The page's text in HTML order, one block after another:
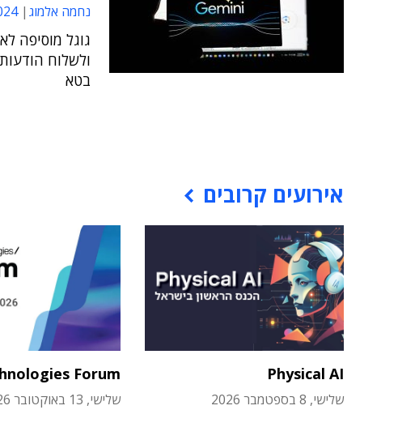
נחמה אלמוג
גוגל מוסיפה
ולשלוח
בטא
אירועים קרובים
Physical AI
שלישי, 8 בספטמבר 2026
Forum
שלישי, 13 באוקטובר 2026